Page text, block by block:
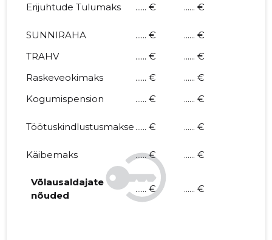
Erijuhtude Tulumaks ...... € ...... €
SUNNIRAHA ...... €
...... €
TRAHV
...... €
...... €
Raskeveokimaks
...... €
...... €
Kogumispension
...... € ...... €
Töötuskindlustusmakse ...... € ...... €
Käibemaks ...... € ...... €
Võlausaldajate
nõuded
...... € ...... €